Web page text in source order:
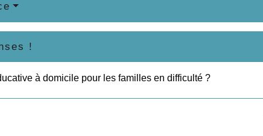
!
à domicile pour les familles en difficulté ?